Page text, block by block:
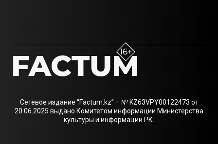
Сетевое издание “Factum.kz” – № KZ63VPY00122473 от
20.06.2025 выдано Комитетом информации Министерства
культуры и информации РК.